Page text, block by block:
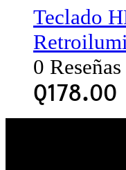
Teclado
0 Reseñas
Q178.00